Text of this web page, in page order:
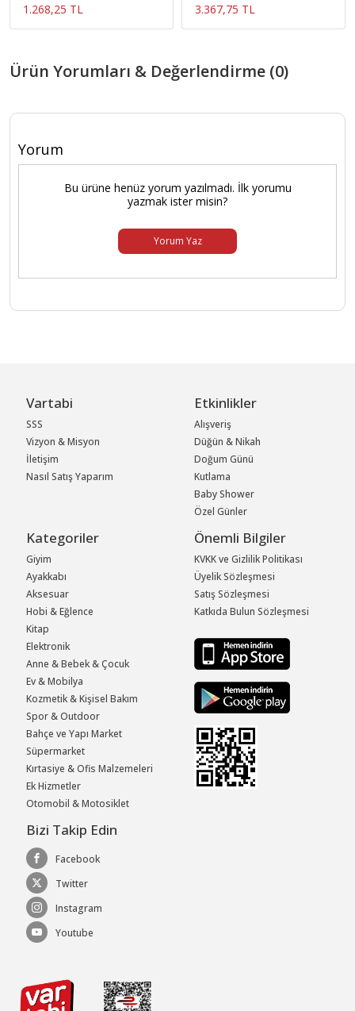
1.268,25 TL 3.367,75 TL
Ürün Yorumları & Değerlendirme (0)
Yorum
Bu ürüne henüz yorum yazılmadı. İlk yorumu
yazmak ister misin?
Yorum Yaz
Vartabi
SSS
Vizyon & Misyon
İletişim
Nasıl Satış Yaparım
Etkinlikler
Alışveriş
Düğün & Nikah
Doğum Günü
Kutlama
Baby Shower
Özel Günler
Kategoriler
Giyim
Ayakkabı
Aksesuar
Hobi & Eğlence
Kitap
Elektronik
Anne & Bebek & Çocuk
Ev & Mobilya
Kozmetik & Kişisel Bakım
Spor & Outdoor
Bahçe ve Yapı Market
Süpermarket
Kırtasiye & Ofis Malzemeleri
Ek Hizmetler
Otomobil & Motosiklet
Önemli Bilgiler
KVKK ve Gizlilik Politikası
Üyelik Sözleşmesi
Satış Sözleşmesi
Katkıda Bulun Sözleşmesi
Bizi Takip Edin
Facebook
Twitter
Instagram
Youtube